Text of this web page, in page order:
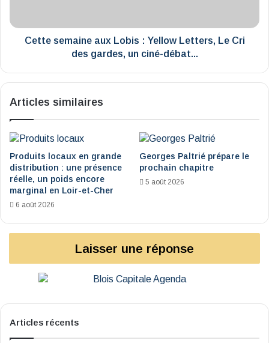
Cri
Cette semaine aux Lobis : Yellow Letters, Le Cri
des gardes, un ciné-débat...
Articles similaires
Produits locaux en grande
distribution : une présence
réelle, un poids encore
marginal en Loir-et-Cher
6 août 2026
Georges Paltrié prépare le
prochain chapitre
5 août 2026
Laisser une réponse
Articles récents